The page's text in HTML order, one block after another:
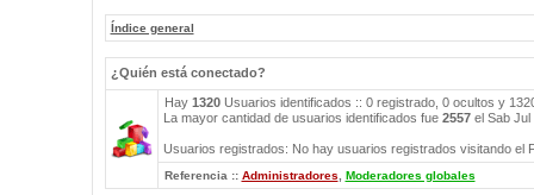
Índice general
¿Quién está conectado?
Hay 1320Usuarios identificados :: 0 registrado, 0 ocultos y
La mayor cantidad de usuarios identificados fue 2557el Sab Jul
Usuarios registrados: No hay usuarios registrados visitando el
Referencia :: Administradores Moderadores globales